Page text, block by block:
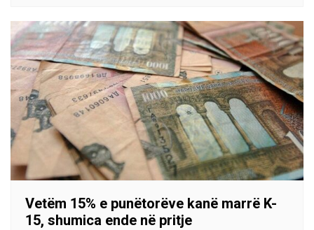
Vetëm 15% e punëtorëve kanë marrë K-
15, shumica ende në pritje